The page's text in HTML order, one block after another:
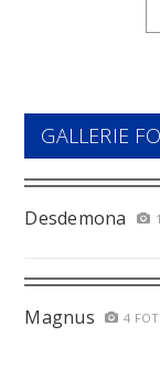
GALLERIE
Desdemona
Magnus 4